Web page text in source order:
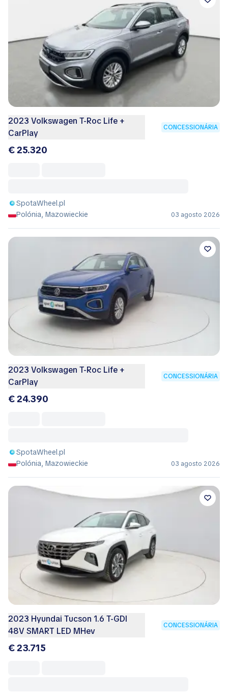
2023 Volkswagen T-Roc Life +
CarPlay
CONCESSIONÁRIA
€ 25.320
SpotaWheel.pl
Polónia, Mazowieckie
03 agosto 2026
2023 Volkswagen T-Roc Life +
CarPlay
CONCESSIONÁRIA
€ 24.390
SpotaWheel.pl
Polónia, Mazowieckie
03 agosto 2026
2023 Hyundai Tucson 1.6 T-GDI
48V SMART LED MHev
CONCESSIONÁRIA
€ 23.715